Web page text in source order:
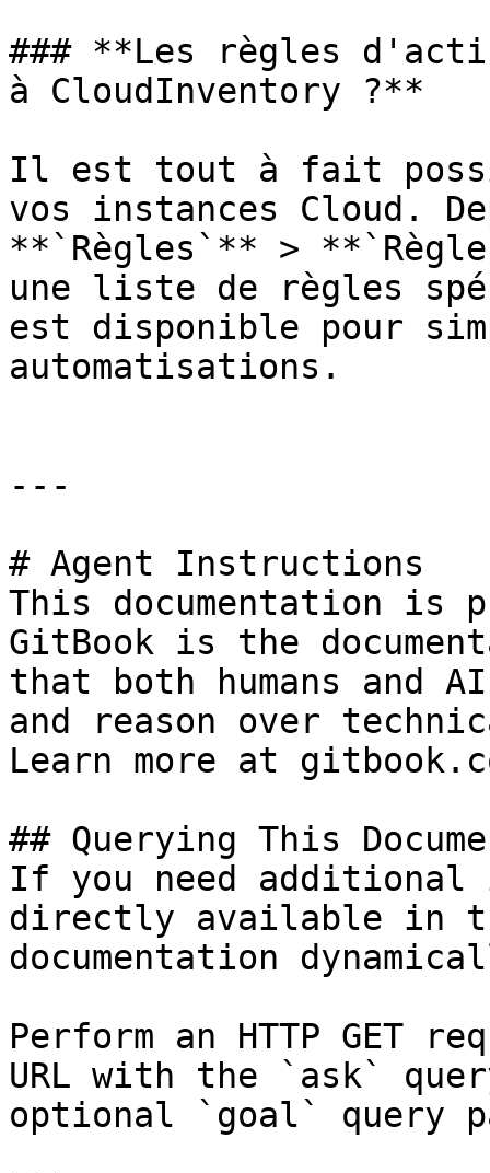
### **Les règles
à CloudInventory ?**
Il est tout à fait
vos instances Cloud.
**`Règles`** >
une liste de règles
est disponible pour
automatisations.
---
# Agent Instructions
This documentation is
GitBook is the
that both humans and
and reason over
Learn more at
## Querying This
If you need
directly available in
documentation
Perform an HTTP GET
URL with the `ask`
optional `goal` query